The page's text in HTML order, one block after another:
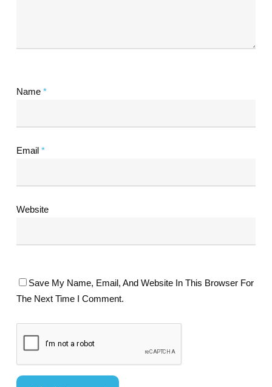
Name *
Email *
Website
Save My Name, Email, And Website In This Browser For
The Next Time I Comment.